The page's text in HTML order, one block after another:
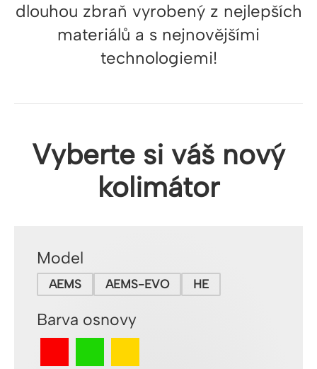
dlouhou zbraň vyrobený z nejlepších
materiálů a s nejnovějšími
technologiemi!
Vyberte si váš nový
kolimátor
Model
AEMS AEMS-EVO HE
Barva osnovy